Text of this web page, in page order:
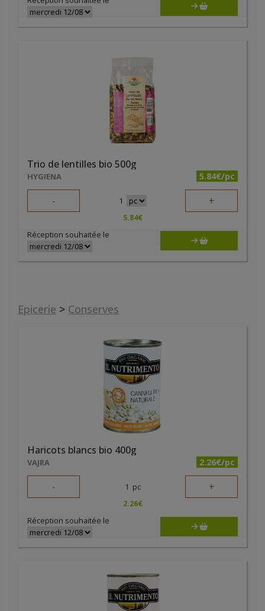
Trio de lentilles bio 500g
HYGIENA 5.84€/pc
- 1 +
5.84€
Réception souhaitée le
Epicerie > Conserves
Haricots blancs bio 400g
VAJRA 2.26€/pc
- 1 pc +
2.26€
Réception souhaitée le